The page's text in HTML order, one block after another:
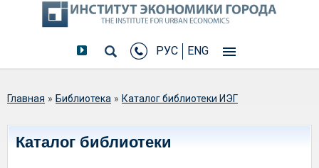
РУС ENG
Вы здесь
Главная » Библиотека » Каталог библиотеки ИЭГ
Каталог библиотеки